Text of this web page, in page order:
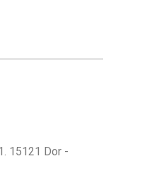
15121 Dor -